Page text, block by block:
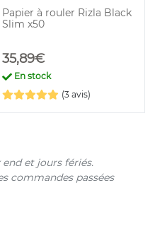
Papier à rouler Rizla Black
Slim x50
35,89€
En stock
(3 avis)
et jours fériés.
commandes passées